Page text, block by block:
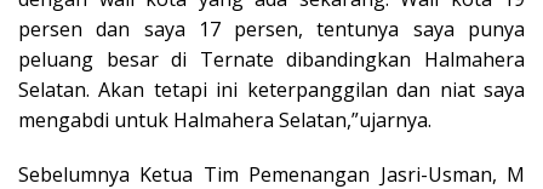
persen dan saya 17 persen, tentunya saya punya
peluang besar di Ternate dibandingkan Halmahera
Selatan. Akan tetapi ini keterpanggilan dan niat saya
mengabdi untuk Halmahera Selatan,”ujarnya.
Sebelumnya Ketua Tim Pemenangan Jasri-Usman, M